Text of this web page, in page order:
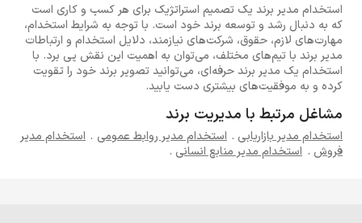
استخدام مدیر برند یک تصمیم استراتژیک برای هر کسب و کاری است
که به دنبال رشد و توسعه برند خود است. با توجه به شرایط استخدام،
مهارت‌های لازم، حقوق، شرکت‌های نیازمند، دلایل استخدام و ارتباطات
مدیر برند با تیم‌های مختلف، می‌توان به اهمیت این نقش پی برد. با
استخدام یک مدیر برند حرفه‌ای، می‌توانید تصویر برند خود را تقویت
کرده و به موفقیت‌های بیشتری دست یابید.
مشاغل مرتبط با مدیریت برند
استخدام مدیر بازاریابی . استخدام مدیر روابط عمومی . استخدام مدیر
فروش . استخدام مدیر منابع انسانی .